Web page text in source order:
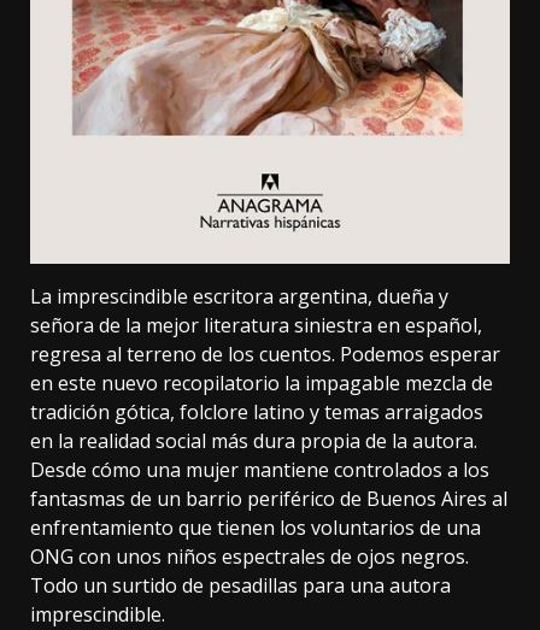
La imprescindible escritora argentina, dueña y
señora de la mejor literatura siniestra en español,
regresa al terreno de los cuentos. Podemos esperar
en este nuevo recopilatorio la impagable mezcla de
tradición gótica, folclore latino y temas arraigados
en la realidad social más dura propia de la autora.
Desde cómo una mujer mantiene controlados a los
fantasmas de un barrio periférico de Buenos Aires al
enfrentamiento que tienen los voluntarios de una
ONG con unos niños espectrales de ojos negros.
Todo un surtido de pesadillas para una autora
imprescindible.